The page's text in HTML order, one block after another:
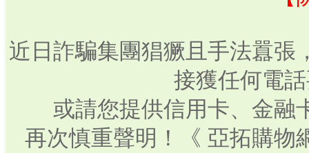
近日詐騙集團猖獗且手法囂張
接獲任何電
或請您提供信用卡、金融
再次慎重聲明！《 亞拓購物